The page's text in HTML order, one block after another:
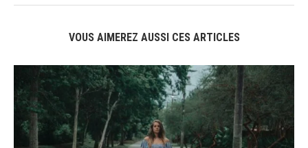
VOUS AIMEREZ AUSSI CES ARTICLES